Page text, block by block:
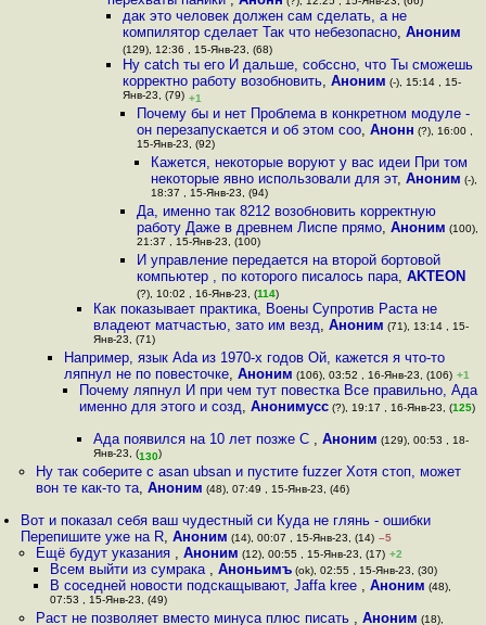
дак это человек должен сам сделать, а не
компилятор сделает Так что небезопасно, Аноним
(129), 12:36 , 15-Янв-23, (68)
Ну catch ты его И дальше, собссно, что Ты сможешь
корректно работу возобновить, Аноним (-), 15:14 , 15-
Янв-23, (79) +1
Почему бы и нет Проблема в конкретном модуле -
он перезапускается и об этом соо, Анонн (?), 16:00 ,
15-Янв-23, (92)
Кажется, некоторые воруют у вас идеи При том
некоторые явно использовали для эт,Аноним (-),
18:37 , 15-Янв-23, (94)
Да, именно так 8212 возобновить корректную
работу Даже в древнем Лиспе прямо, Аноним (100),
21:37 , 15-Янв-23, (100)
И управление передается на второй бортовой
компьютер , по которого писалось пара, AKTEON
(?), 10:02 , 16-Янв-23, (114)
Как показывает практика, Воены Супротив Раста не
владеют матчастью, зато им везд, Аноним (71), 13:14 , 15-
Янв-23, (71)
Например, язык Ada из 1970-х годов Ой, кажется я что-то
ляпнул не по повесточке,Аноним (106), 03:52 , 16-Янв-23, (106) +1
Почему ляпнул И при чем тут повестка Все правильно, Ада
именно для этого и созд, Анонимусс(?), 19:17 , 16-Янв-23, (125)
Ада появился на 10 лет позже C , Аноним (129), 00:53 , 18-
Янв-23, (130)
Ну так соберите с asan ubsan и пустите fuzzer Хотя стоп, может
вон те как-то та, Аноним (48), 07:49 , 15-Янв-23, (46)
Вот и показал себя ваш чудестный си Куда не глянь - ошибки
Перепишите уже на R,Аноним (14), 00:07 , 15-Янв-23, (14) –5
Ещё будут указания , Аноним (12), 00:55 , 15-Янв-23, (17) +2
Всем выйти из сумрака , Аноньимъ(ok), 02:55 , 15-Янв-23, (30)
В соседней новости подскащывают, Jaffa kree , Аноним (48),
07:53 , 15-Янв-23, (49)
Раст не позволяет вместо минуса плюс писать , Аноним (18),